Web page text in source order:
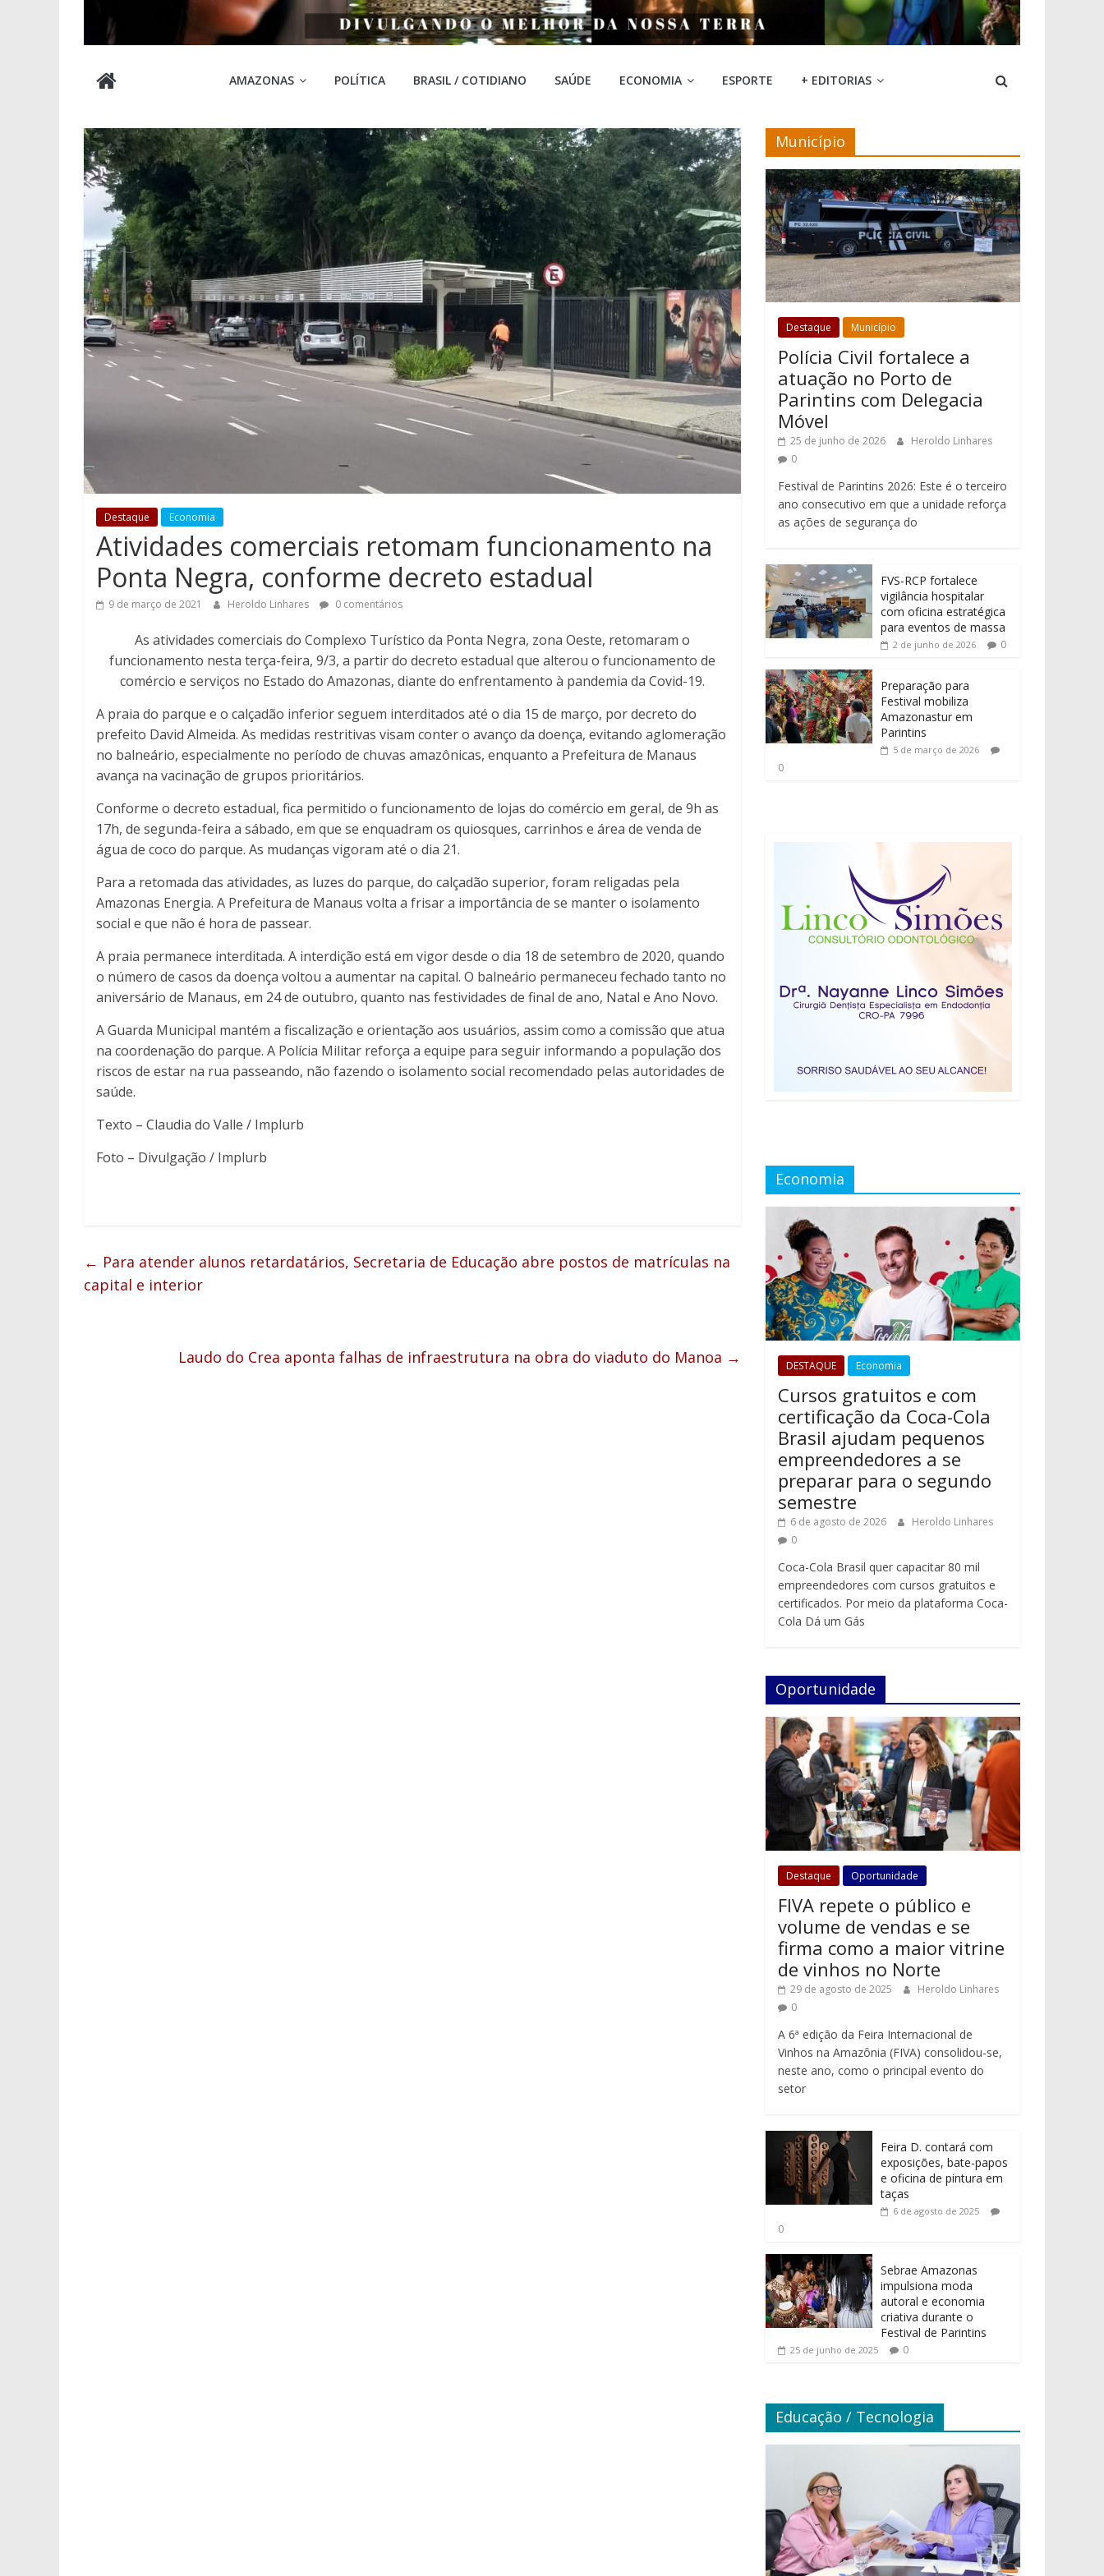
Cabocla
AMAZONAS POLÍTICA BRASIL / COTIDIANO SAÚDE ECONOMIA ESPORTE + EDITORIAS
Destaque Economia
Atividades comerciais retomam funcionamento na
Ponta Negra, conforme decreto estadual
9 de março de 2021 Heroldo Linhares 0 comentários
As atividades comerciais do Complexo Turístico da Ponta Negra, zona Oeste, retomaram o
funcionamento nesta terça-feira, 9/3, a partir do decreto estadual que alterou o funcionamento de
comércio e serviços no Estado do Amazonas, diante do enfrentamento à pandemia da Covid-19.
A praia do parque e o calçadão inferior seguem interditados até o dia 15 de março, por decreto do
prefeito David Almeida. As medidas restritivas visam conter o avanço da doença, evitando aglomeração
no balneário, especialmente no período de chuvas amazônicas, enquanto a Prefeitura de Manaus
avança na vacinação de grupos prioritários.
Conforme o decreto estadual, fica permitido o funcionamento de lojas do comércio em geral, de 9h as
17h, de segunda-feira a sábado, em que se enquadram os quiosques, carrinhos e área de venda de
água de coco do parque. As mudanças vigoram até o dia 21.
Para a retomada das atividades, as luzes do parque, do calçadão superior, foram religadas pela
Amazonas Energia. A Prefeitura de Manaus volta a frisar a importância de se manter o isolamento
social e que não é hora de passear.
A praia permanece interditada. A interdição está em vigor desde o dia 18 de setembro de 2020, quando
o número de casos da doença voltou a aumentar na capital. O balneário permaneceu fechado tanto no
aniversário de Manaus, em 24 de outubro, quanto nas festividades de final de ano, Natal e Ano Novo.
A Guarda Municipal mantém a fiscalização e orientação aos usuários, assim como a comissão que atua
na coordenação do parque. A Polícia Militar reforça a equipe para seguir informando a população dos
riscos de estar na rua passeando, não fazendo o isolamento social recomendado pelas autoridades de
saúde.
Texto – Claudia do Valle / Implurb
Foto – Divulgação / Implurb
← Para atender alunos retardatários, Secretaria de Educação abre postos de matrículas na
capital e interior
Laudo do Crea aponta falhas de infraestrutura na obra do viaduto do Manoa →
Município
Destaque Município
Polícia Civil fortalece a
atuação no Porto de
Parintins com Delegacia
Móvel
25 de junho de 2026
Heroldo Linhares
0
Festival de Parintins 2026: Este é o terceiro
ano consecutivo em que a unidade reforça
as ações de segurança do
FVS-RCP fortalece
vigilância hospitalar
com oficina estratégica
para eventos de massa
2 de junho de 2026 0
Preparação para
Festival mobiliza
Amazonastur em
Parintins
5 de março de 2026
0
Economia
DESTAQUE Economia
Cursos gratuitos e com
certificação da Coca-Cola
Brasil ajudam pequenos
empreendedores a se
preparar para o segundo
semestre
6 de agosto de 2026
Heroldo Linhares
0
Coca-Cola Brasil quer capacitar 80 mil
empreendedores com cursos gratuitos e
certificados. Por meio da plataforma Coca-
Cola Dá um Gás
Oportunidade
Destaque Oportunidade
FIVA repete o público e
volume de vendas e se
firma como a maior vitrine
de vinhos no Norte
29 de agosto de 2025
Heroldo Linhares
0
A 6ª edição da Feira Internacional de
Vinhos na Amazônia (FIVA) consolidou-se,
neste ano, como o principal evento do
setor
Feira D. contará com
exposições, bate-papos
e oficina de pintura em
taças
6 de agosto de 2025
0
Sebrae Amazonas
impulsiona moda
autoral e economia
criativa durante o
Festival de Parintins
25 de junho de 2025 0
Educação / Tecnologia